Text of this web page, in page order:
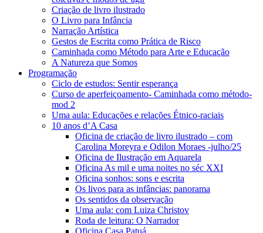
Criação de livro ilustrado
O Livro para Infância
Narração Artística
Gestos de Escrita como Prática de Risco
Caminhada como Método para Arte e Educação
A Natureza que Somos
Programação
Ciclo de estudos: Sentir esperança
Curso de aperfeiçoamento- Caminhada como método-
mod 2
Uma aula: Educações e relações Étnico-raciais
10 anos d’A Casa
Oficina de criação de livro ilustrado – com
Carolina Moreyra e Odilon Moraes -julho/25
Oficina de Ilustração em Aquarela
Oficina As mil e uma noites no séc XXI
Oficina sonhos: sons e escrita
Os livos para as infâncias: panorama
Os sentidos da observação
Uma aula: com Luiza Christov
Roda de leitura: O Narrador
Oficina Casa Patuá